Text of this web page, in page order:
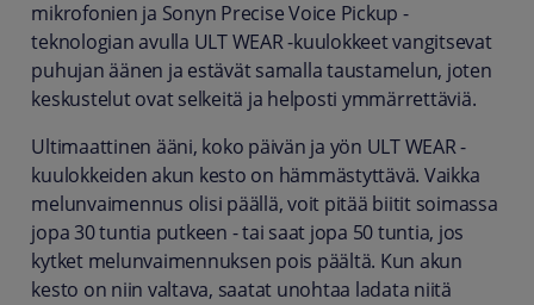
mikrofonien ja Sonyn Precise Voice Pickup -
teknologian avulla ULT WEAR -kuulokkeet vangitsevat
puhujan äänen ja estävät samalla taustamelun, joten
keskustelut ovat selkeitä ja helposti ymmärrettäviä.
Ultimaattinen ääni, koko päivän ja yön ULT WEAR -
kuulokkeiden akun kesto on hämmästyttävä. Vaikka
melunvaimennus olisi päällä, voit pitää biitit soimassa
jopa 30 tuntia putkeen - tai saat jopa 50 tuntia, jos
kytket melunvaimennuksen pois päältä. Kun akun
kesto on niin valtava, saatat unohtaa ladata niitä